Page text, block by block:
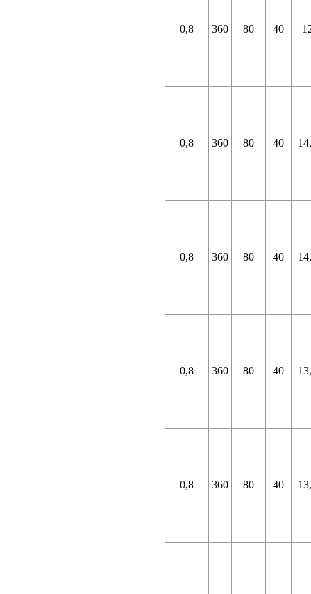
0,8 360 80 40
0,8 360 80 40
0,8 360 80 40
0,8 360 80 40
0,8 360 80 40